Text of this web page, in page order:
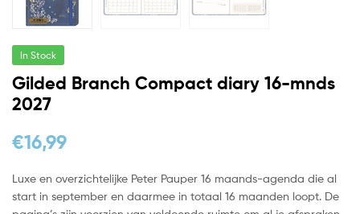
In Stock
Gilded Branch Compact diary 16-mnds
2027
€16,99
Luxe en overzichtelijke Peter Pauper 16 maands-agenda die al
start in september en daarmee in totaal 16 maanden loopt. De